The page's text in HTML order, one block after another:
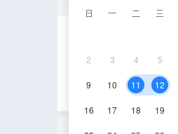
日 一 二 三
2 3 4 5
9 10 11 12
16 17 18 19